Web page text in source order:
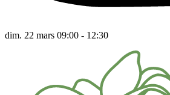
dim. 22 mars 09:00 - 12:30